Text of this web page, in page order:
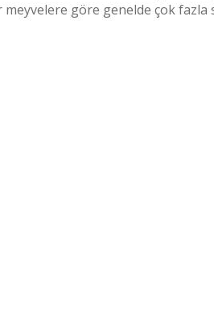
meyvelere göre genelde çok